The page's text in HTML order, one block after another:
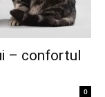
– confortul
0